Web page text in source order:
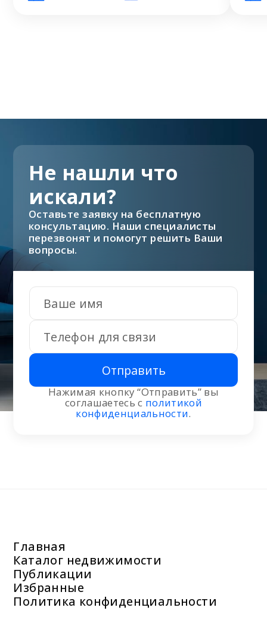
Отправить
Нажимая кнопку “Отправить” вы
соглашаетесь с политикой
конфиденциальности.
Не нашли что
искали?
Оставьте заявку на бесплатную
консультацию. Наши специалисты
перезвонят и помогут решить Ваши
вопросы.
Главная
Каталог недвижимости
Публикации
Избранные
Политика конфиденциальности